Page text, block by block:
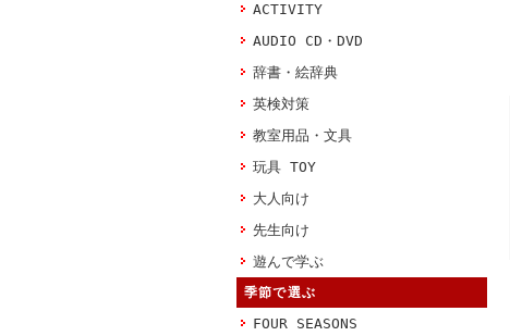
ACTIVITY
AUDIO CD・DVD
辞書・絵辞典
英検対策
教室用品・文具
玩具 TOY
大人向け
先生向け
遊んで学ぶ
季節で選ぶ
FOUR SEASONS